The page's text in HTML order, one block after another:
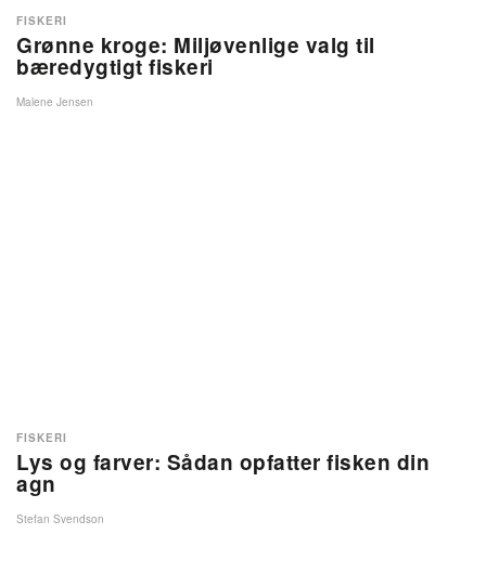
Grønne kroge: Miljøvenlige valg til
bæredygtigt fiskeri
FISKERI
Malene Jensen
Lys og farver: Sådan opfatter fisken din
agn
FISKERI
Stefan Svendson